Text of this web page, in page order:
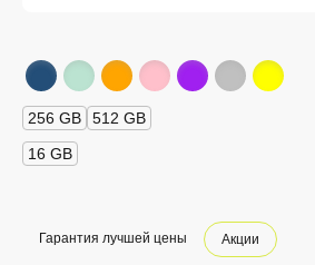
256 GB
512 GB
16 GB
Гарантия лучшей цены Акции